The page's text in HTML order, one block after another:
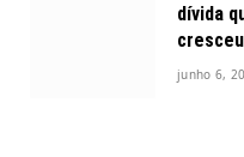
dívida
cresceu
junho 6,